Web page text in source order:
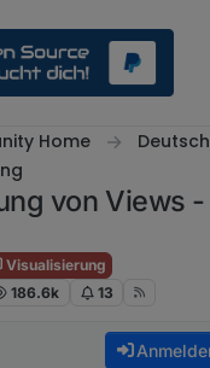
Home
Deutsch
von Views
Visualisierung
186.6k 13